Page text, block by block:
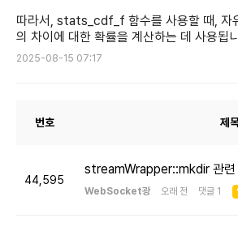
따라서, stats_cdf_f 함수를 사용할 때, 자
의 차이에 대한 확률을 계산하는 데 사용됩
2025-08-15 07:17
번호 제
44,595
streamWrapper::mkdir 관련
WebSocket광 오래 전 댓글 1